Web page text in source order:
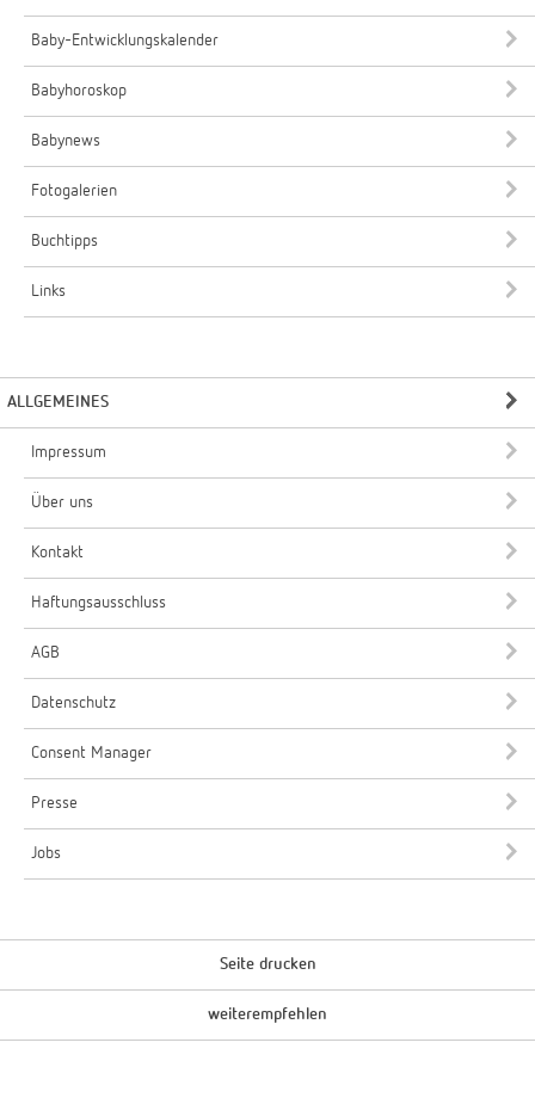
Baby-Entwicklungskalender
Babyhoroskop
Babynews
Fotogalerien
Buchtipps
Links
ALLGEMEINES
Impressum
Über uns
Kontakt
Haftungsausschluss
AGB
Datenschutz
Consent Manager
Presse
Jobs
Seite drucken
weiterempfehlen